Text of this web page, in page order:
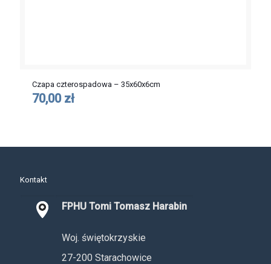
Czapa czterospadowa – 35x60x6cm
70,00 zł
Kontakt
FPHU Tomi Tomasz Harabin
Woj. świętokrzyskie
27-200 Starachowice